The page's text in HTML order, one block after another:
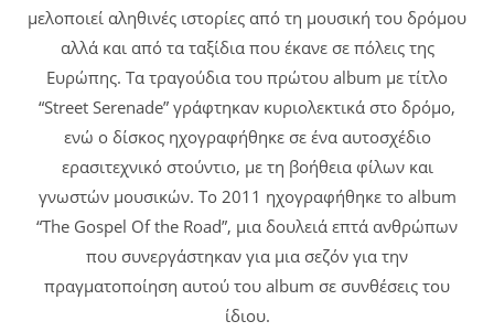
μελοποιεί αληθινές ιστορίες από τη μουσική του δρόμου
αλλά και από τα ταξίδια που έκανε σε πόλεις της
Ευρώπης. Τα τραγούδια του πρώτου album με τίτλο
“Street Serenade” γράφτηκαν κυριολεκτικά στο δρόμο,
ενώ ο δίσκος ηχογραφήθηκε σε ένα αυτοσχέδιο
ερασιτεχνικό στούντιο, με τη βοήθεια φίλων και
γνωστών μουσικών. Το 2011 ηχογραφήθηκε το album
“The Gospel Of the Road”, μια δουλειά επτά ανθρώπων
που συνεργάστηκαν για μια σεζόν για την
πραγματοποίηση αυτού του album σε συνθέσεις του
ίδιου.